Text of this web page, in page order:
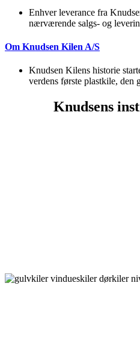
Enhver leverance fra
nærværende salgs- og
Om Knudsen Kilen A/S
Knudsen Kilens historie
verdens første plastkile, den
Knudsens